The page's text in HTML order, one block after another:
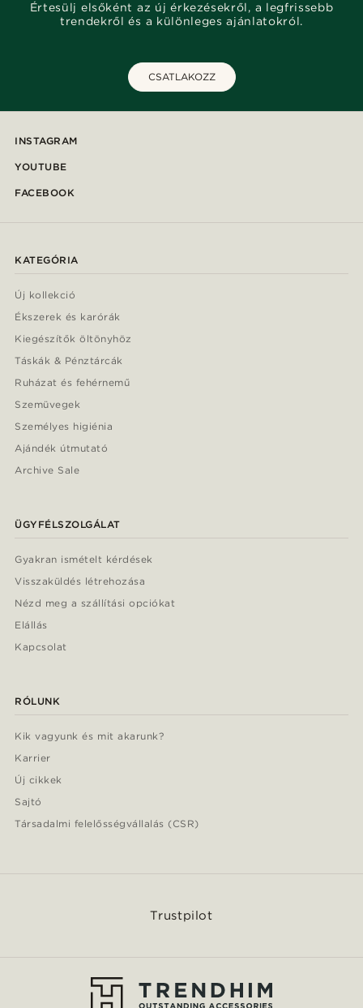
Értesülj elsőként az új érkezésekről, a legfrissebb
trendekről és a különleges ajánlatokról.
CSATLAKOZZ
INSTAGRAM
YOUTUBE
FACEBOOK
KATEGÓRIA
Új kollekció
Ékszerek és karórák
Kiegészítők öltönyhöz
Táskák & Pénztárcák
Ruházat és fehérnemű
Szemüvegek
Személyes higiénia
Ajándék útmutató
Archive Sale
ÜGYFÉLSZOLGÁLAT
Gyakran ismételt kérdések
Visszaküldés létrehozása
Nézd meg a szállítási opciókat
Elállás
Kapcsolat
RÓLUNK
Kik vagyunk és mit akarunk?
Karrier
Új cikkek
Sajtó
Társadalmi felelősségvállalás (CSR)
Trustpilot